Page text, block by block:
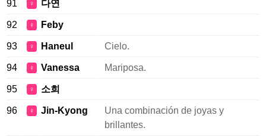
91 ♀ 다연
92 ♀ Feby
93 ♀ Haneul Cielo.
94 ♀ Vanessa Mariposa.
95 ♀ 소희
96 ♀ Jin-Kyong
Una combinación de joyas y
brillantes.